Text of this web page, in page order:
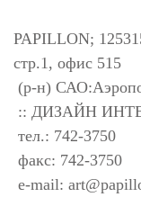
PAPILLON;
стр.1, офис 515
(р-н)
:: ДИЗАЙН
тел.: 742-3750
факс: 742-3750
e-mail: